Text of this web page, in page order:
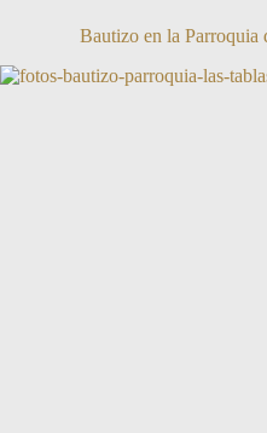
Bautizo en la Parroquia